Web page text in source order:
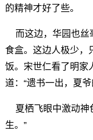
的精神才好了些。
而这边，华园也丝
食盒。这边人极少，
饭。宋世仁看了明家
道：“遗书一出，夏
夏栖飞眼中激动神
生。”